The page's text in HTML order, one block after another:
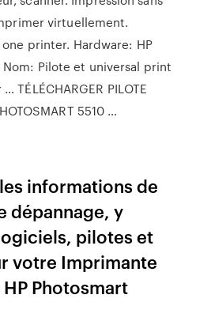
virtuellement.
printer. Hardware: HP
Nom: Pilote et universal print
TÉLÉCHARGER PILOTE
5510 …
informations de
dépannage, y
pilotes et
votre Imprimante
Photosmart